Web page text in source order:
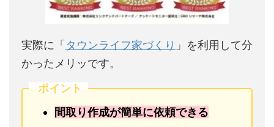
実際に「 タウンライフ家づくり 」を利用して分
かったメリッです。
ポイント
間取り作成が簡単に依頼できる